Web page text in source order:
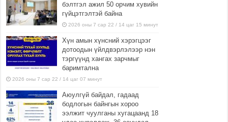
бэлтгэл ажил 50 орчим хувийн
гүйцэтгэлтэй байна
2026 оны 7 сар 22 / 14 цаг 15 минут
Хүн амын хүнсний хэрэгцээг
дотоодын үйлдвэрлэлээр нэн
тэргүүнд хангах зарчмыг
баримтална
2026 оны 7 сар 22 / 14 цаг 07 минут
Аюулгүй байдал, гадаад
бодлогын байнгын хороо
ээлжит чуулганы хугацаанд 18